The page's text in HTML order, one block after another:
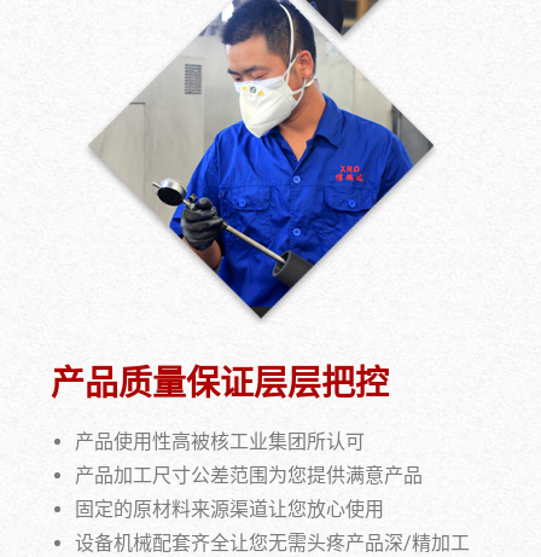
产品质量保证层层把控
产品使用性高被核工业集团所认可
产品加工尺寸公差范围为您提供满意产品
固定的原材料来源渠道让您放心使用
设备机械配套齐全让您无需头疼产品深/精加工